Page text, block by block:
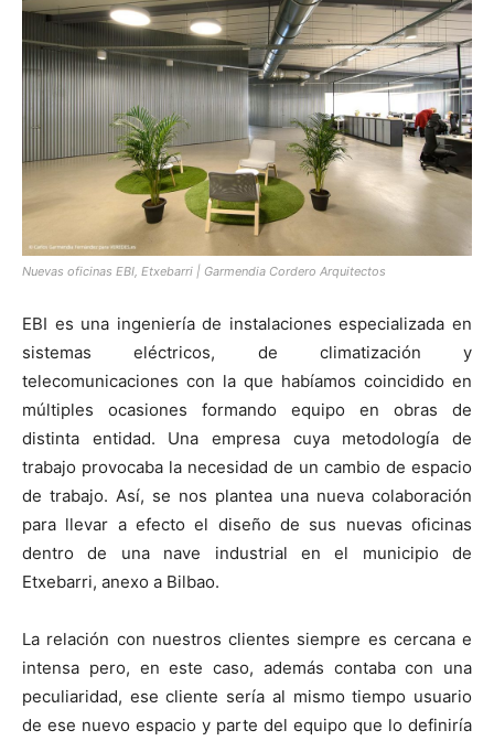
Nuevas oficinas EBI, Etxebarri | Garmendia Cordero Arquitectos
EBI es una ingeniería de instalaciones especializada en
sistemas eléctricos, de climatización y
telecomunicaciones con la que habíamos coincidido en
múltiples ocasiones formando equipo en obras de
distinta entidad. Una empresa cuya metodología de
trabajo provocaba la necesidad de un cambio de espacio
de trabajo. Así, se nos plantea una nueva colaboración
para llevar a efecto el diseño de sus nuevas oficinas
dentro de una nave industrial en el municipio de
Etxebarri, anexo a Bilbao.
La relación con nuestros clientes siempre es cercana e
intensa pero, en este caso, además contaba con una
peculiaridad, ese cliente sería al mismo tiempo usuario
de ese nuevo espacio y parte del equipo que lo definiría